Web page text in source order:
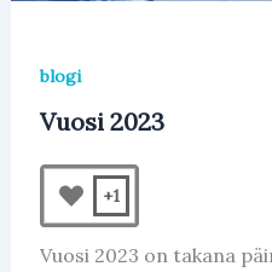
blogi
Vuosi 2023
+1
Vuosi 2023 on takana